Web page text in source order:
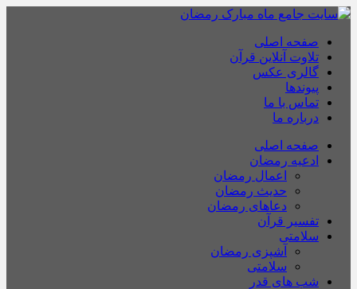
صفحه اصلی
تلاوت آنلاین قرآن
گالری عکس
پیوندها
تماس با ما
درباره ما
صفحه اصلی
ادعیه رمضان
اعمال رمضان
حدیث رمضان
دعاهای رمضان
تفسیر قرآن
سلامتی
آشپزی رمضان
سلامتی
شب های قدر